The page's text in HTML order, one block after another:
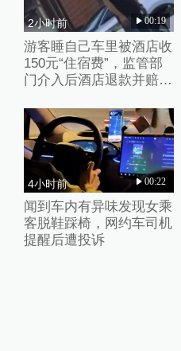
2小时前 00:19
游客睡自己车里被酒店收
150元“住宿费”，监管部
门介入后酒店退款并赔偿
4小时前 00:22
闻到车内有异味发现女乘
客脱鞋踩椅，网约车司机
提醒后遭投诉